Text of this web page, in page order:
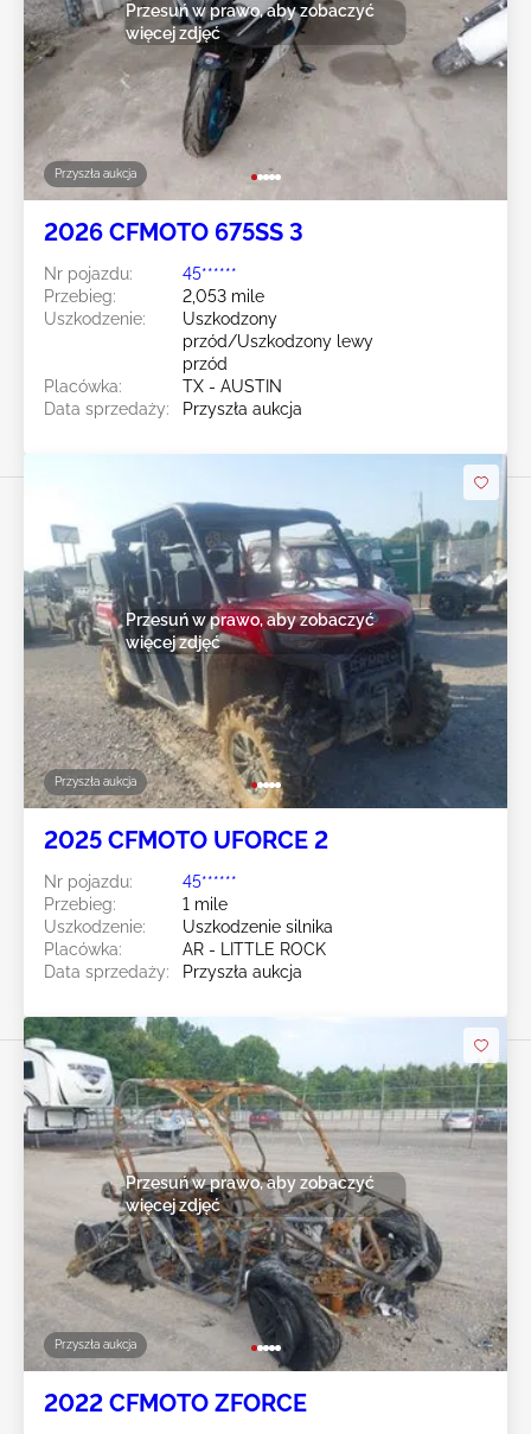
Przyszła aukcja
Przesuń w prawo, aby zobaczyć
więcej zdjęć
2026 CFMOTO 675SS 3
Nr pojazdu:
45******
Przebieg:
2,053 mile
Uszkodzenie:
Uszkodzony
przód/Uszkodzony lewy
przód
Placówka:
TX - AUSTIN
Data sprzedaży:
Przyszła aukcja
Przyszła aukcja
Przesuń w prawo, aby zobaczyć
więcej zdjęć
2025 CFMOTO UFORCE 2
Nr pojazdu:
45******
Przebieg:
1 mile
Uszkodzenie:
Uszkodzenie silnika
Placówka:
AR - LITTLE ROCK
Data sprzedaży:
Przyszła aukcja
Przyszła aukcja
Przesuń w prawo, aby zobaczyć
więcej zdjęć
2022 CFMOTO ZFORCE